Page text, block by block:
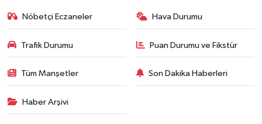
Nöbetçi Eczaneler Hava Durumu
Trafik Durumu Puan Durumu ve Fikstür
Tüm Manşetler Son Dakika Haberleri
Haber Arşivi